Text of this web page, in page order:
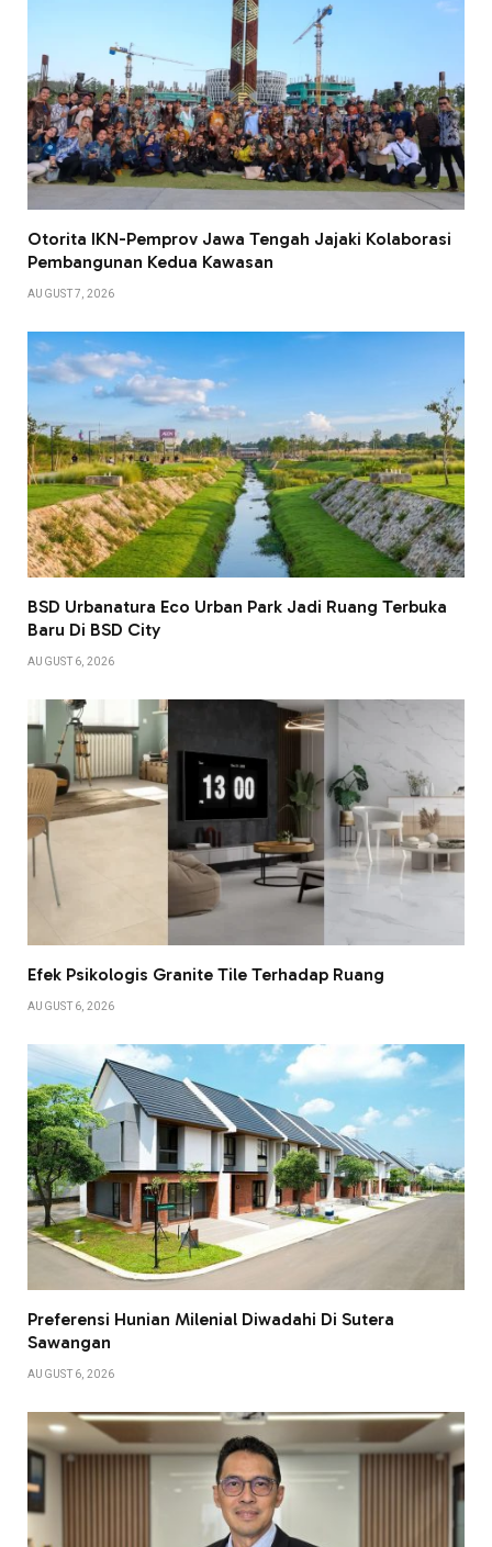
Otorita IKN-Pemprov Jawa Tengah Jajaki Kolaborasi
Pembangunan Kedua Kawasan
AUGUST 7, 2026
BSD Urbanatura Eco Urban Park Jadi Ruang Terbuka
Baru Di BSD City
AUGUST 6, 2026
Efek Psikologis Granite Tile Terhadap Ruang
AUGUST 6, 2026
Preferensi Hunian Milenial Diwadahi Di Sutera
Sawangan
AUGUST 6, 2026